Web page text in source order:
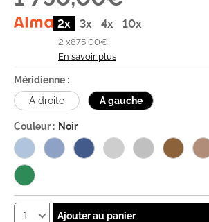
2x 3x 4x 10x
2 x875,00€
En savoir plus
Méridienne :
A droite
A gauche
Couleur : Noir
Ajouter au panier